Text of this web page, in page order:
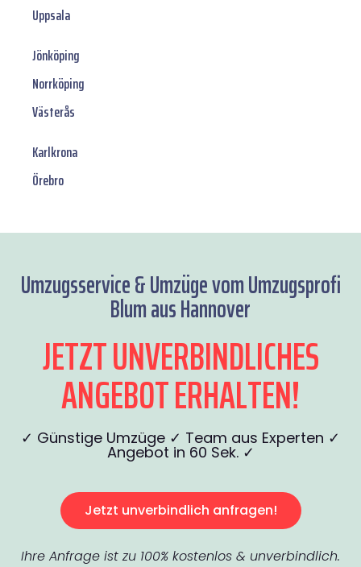
Uppsala
Jönköping
Norrköping
Västerås
Karlkrona
Örebro
Umzugsservice & Umzüge vom Umzugsprofi
Blum aus Hannover
JETZT UNVERBINDLICHES
ANGEBOT ERHALTEN!
✓ Günstige Umzüge ✓ Team aus Experten ✓
Angebot in 60 Sek. ✓
Jetzt unverbindlich anfragen!
Ihre Anfrage ist zu 100% kostenlos & unverbindlich.